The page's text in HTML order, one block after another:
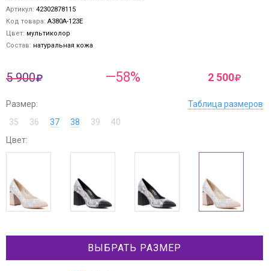
Артикул: 42302878115
Код товара: A380A-123E
Цвет: мультиколор
Состав: натуральная кожа
5 900 —58% 2 500
Размер:
Таблица размеров
35
36 37 38 39
40
Цвет:
ВЫБРАТЬ РАЗМЕР